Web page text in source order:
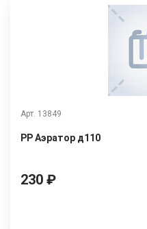
Арт. 13849
РР Аэратор д110
230 ₽